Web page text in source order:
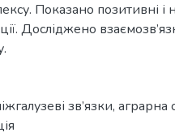
Показано позитивні і
Досліджено
зв’язки,